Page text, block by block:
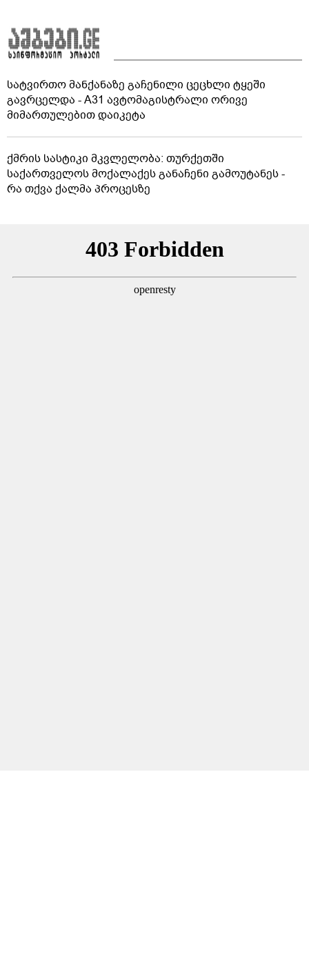
სატვირთო მანქანაზე გაჩენილი ცეცხლი ტყეში
გავრცელდა - A31 ავტომაგისტრალი ორივე
მიმართულებით დაიკეტა
ქმრის სასტიკი მკვლელობა: თურქეთში
საქართველოს მოქალაქეს განაჩენი გამოუტანეს -
რა თქვა ქალმა პროცესზე